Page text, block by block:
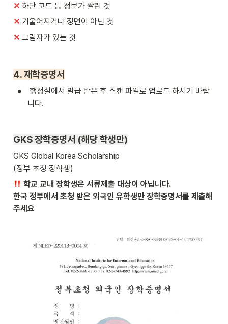
✕ 하단 코드 등 정보가 짤린 것
✕ 기울어지거나 정면이 아닌 것
✕ 그림자가 있는 것
4. 재학증명서
•
니다.
GKS 장학증명서 (해당 학생만)
GKS Global Korea Scholarship
(정부 초청 장학생)
학교 교내 장학생은 서류제출 대상이 아닙니다.
한국 정부에서 초청 받은 외국인 유학생만 장학증명서를 제출해
주세요